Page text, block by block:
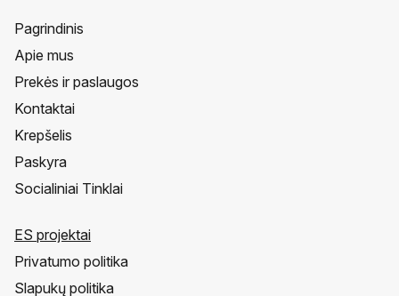
Pagrindinis
Apie mus
Prekės ir paslaugos
Kontaktai
Krepšelis
Paskyra
Socialiniai Tinklai
ES projektai
Privatumo politika
Slapukų politika